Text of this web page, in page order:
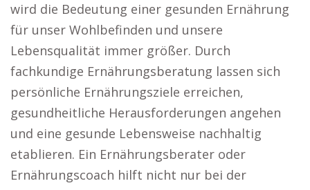
wird die Bedeutung einer gesunden Ernährung
für unser Wohlbefinden und unsere
Lebensqualität immer größer. Durch
fachkundige Ernährungsberatung lassen sich
persönliche Ernährungsziele erreichen,
gesundheitliche Herausforderungen angehen
und eine gesunde Lebensweise nachhaltig
etablieren. Ein Ernährungsberater oder
Ernährungscoach hilft nicht nur bei der